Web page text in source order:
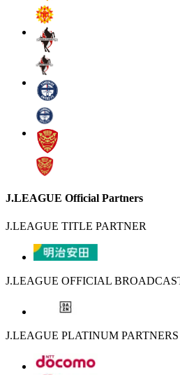
J.LEAGUE Official Partners
J.LEAGUE TITLE PARTNER
J.LEAGUE OFFICIAL
J.LEAGUE PLATINUM PARTNERS